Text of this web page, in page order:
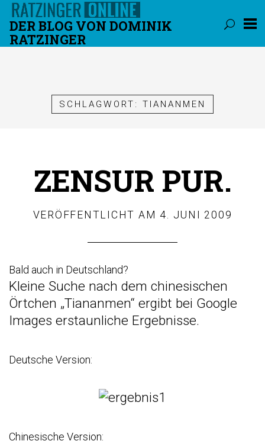
DER BLOG VON DOMINIK
RATZINGER
SCHLAGWORT:TIANANMEN
ZENSUR PUR.
VERÖFFENTLICHT AM 4. JUNI 2009
Bald auch in Deutschland?
Kleine Suche nach dem chinesischen
Örtchen „Tiananmen“ ergibt bei Google
Images erstaunliche Ergebnisse.
Deutsche Version:
Chinesische Version: